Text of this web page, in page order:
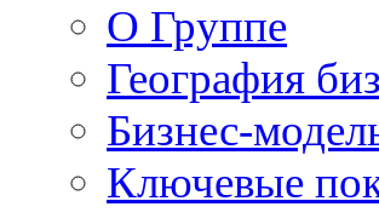
О Группе
География
Бизнес-
Ключевые